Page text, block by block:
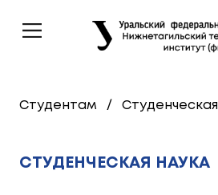
Студентам /
СТУДЕНЧЕСКАЯ НАУКА